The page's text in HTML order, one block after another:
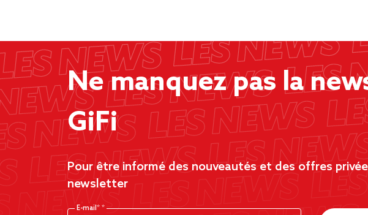
Ne manquez pas la
GiFi
Pour être informé des nouveautés et des offres
newsletter
E-mail*